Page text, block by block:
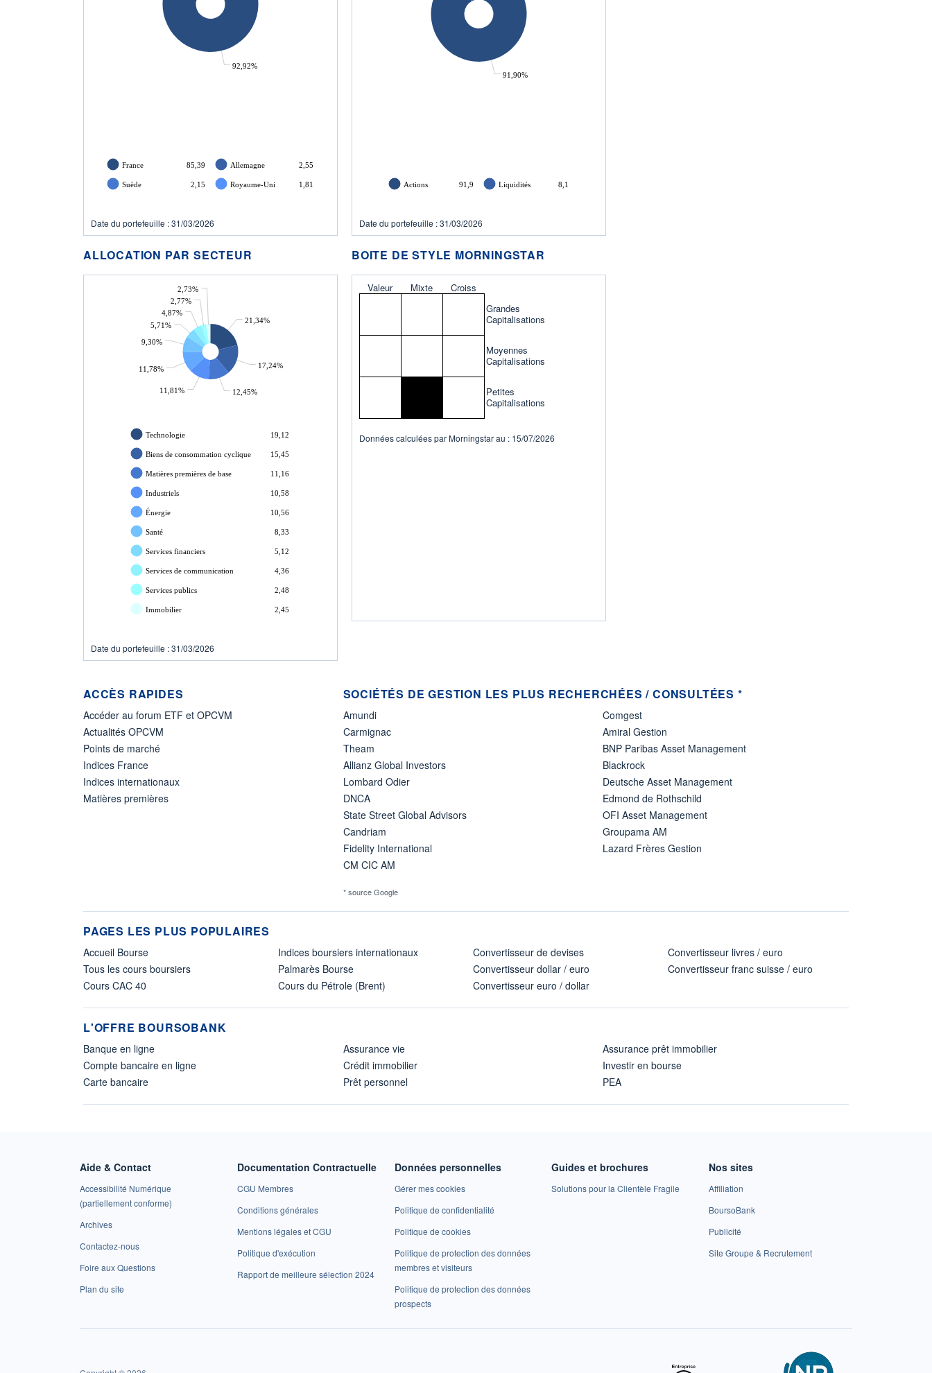
92,92%
France 85,39 Allemagne 2,55
Suède 2,15 Royaume-Uni 1,81
Date du portefeuille : 31/03/2026
91,90%
Actions 91,9 Liquidités 8,1
Date du portefeuille : 31/03/2026
ALLOCATION PAR SECTEUR
21,34%
17,24%
12,45%
11,81%
11,78%
9,30%
5,71%
4,87%
2,77%
2,73%
Technologie 19,12
Biens de consommation cyclique 15,45
Matières premières de base 11,16
Industriels 10,58
Énergie 10,56
Santé 8,33
Services financiers 5,12
Services de communication 4,36
Services publics 2,48
Immobilier 2,45
Date du portefeuille : 31/03/2026
BOITE DE STYLE MORNINGSTAR
Valeur Mixte
Croiss
Grandes
Capitalisations
Moyennes
Capitalisations
Petites
Capitalisations
Données calculées par Morningstar au : 15/07/2026
ACCÈS RAPIDES
Accéder au forum ETF et OPCVM
Actualités OPCVM
Points de marché
Indices France
Indices internationaux
Matières premières
SOCIÉTÉS DE GESTION LES PLUS RECHERCHÉES / CONSULTÉES *
Amundi
Carmignac
Theam
Allianz Global Investors
Lombard Odier
DNCA
State Street Global Advisors
Candriam
Fidelity International
CM CIC AM
Comgest
Amiral Gestion
BNP Paribas Asset Management
Blackrock
Deutsche Asset Management
Edmond de Rothschild
OFI Asset Management
Groupama AM
Lazard Frères Gestion
* source Google
PAGES LES PLUS POPULAIRES
Accueil Bourse
Tous les cours boursiers
Cours CAC 40
Indices boursiers internationaux
Palmarès Bourse
Cours du Pétrole (Brent)
Convertisseur de devises
Convertisseur dollar / euro
Convertisseur euro / dollar
Convertisseur livres / euro
Convertisseur franc suisse / euro
L'OFFRE BOURSOBANK
Banque en ligne
Compte bancaire en ligne
Carte bancaire
Assurance vie
Crédit immobilier
Prêt personnel
Assurance prêt immobilier
Investir en bourse
PEA
Aide & Contact
Accessibilité Numérique
(partiellement conforme)
Archives
Contactez-nous
Foire aux Questions
Plan du site
Documentation Contractuelle
CGU Membres
Conditions générales
Mentions légales et CGU
Politique d'exécution
Rapport de meilleure sélection 2024
Données personnelles
Gérer mes cookies
Politique de confidentialité
Politique de cookies
Politique de protection des données
membres et visiteurs
Politique de protection des données
prospects
Guides et brochures
Solutions pour la Clientèle Fragile
Nos sites
Affiliation
BoursoBank
Publicité
Site Groupe & Recrutement